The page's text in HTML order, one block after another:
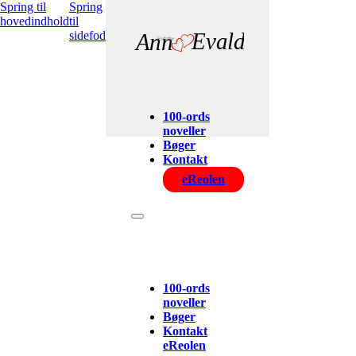
Spring til
hovedindhold
Spring
til
sidefod
Evald
Ann
100-ords
noveller
Bøger
Kontakt
eReolen
100-ords
noveller
Bøger
Kontakt
eReolen